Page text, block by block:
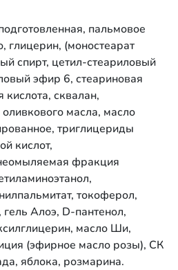
пальмовое
глицерин, (моностеарат
спирт, цетил-стеариловый
эфир 6, стеариновая
кислота, сквалан,
масла, масло
триглицериды
кислот,
фракция
токоферол,
гель Алоэ, D-пантенол,
масло Ши,
(эфирное масло розы), СК
яблока, розмарина.